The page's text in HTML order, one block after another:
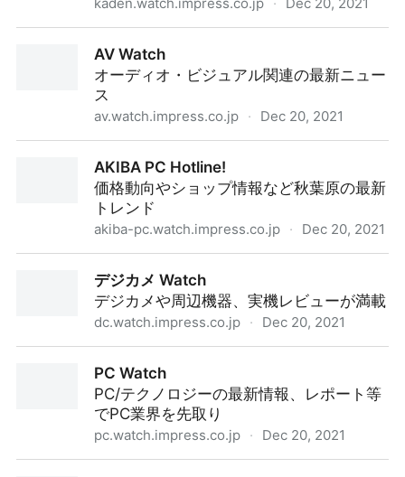
AV Watch
オーディオ・ビジュアル関連の最新ニュー
ス
av.watch.impress.co.jp · Dec 20, 2021
AKIBA PC Hotline!
価格動向やショップ情報など秋葉原の最新
トレンド
akiba-pc.watch.impress.co.jp · Dec 20, 2021
デジカメ Watch
デジカメや周辺機器、実機レビューが満載
dc.watch.impress.co.jp · Dec 20, 2021
PC Watch
PC/テクノロジーの最新情報、レポート等
でPC業界を先取り
pc.watch.impress.co.jp · Dec 20, 2021